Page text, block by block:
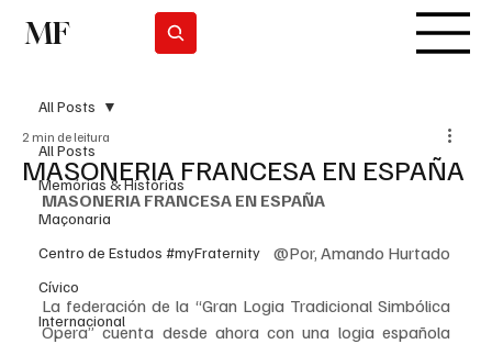
MF
All Posts
Memórias & Histórias
Maçonaria
Centro de Estudos #myFraternity
Cívico
Internacional
All Posts
MASONERIA FRANCESA EN ESPAÑA
2 min de leitura
MASONERIA FRANCESA EN ESPAÑA
@Por, Amando Hurtado
La federación de la “Gran Logia Tradicional Simbólica
Ópera” cuenta desde ahora con una logia española